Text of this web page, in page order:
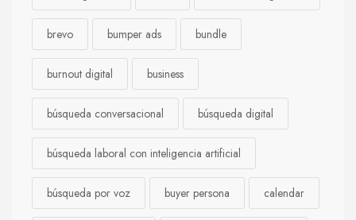
brevo bumper ads bundle
burnout digital business
búsqueda conversacional búsqueda digital
búsqueda laboral con inteligencia artificial
búsqueda por voz buyer persona calendar